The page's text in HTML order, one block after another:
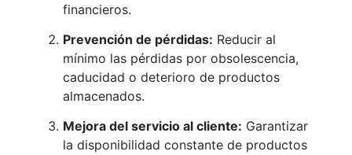
financieros.
Prevención de pérdidas: Reducir al
mínimo las pérdidas por obsolescencia,
caducidad o deterioro de productos
almacenados.
Mejora del servicio al cliente: Garantizar
la disponibilidad constante de productos